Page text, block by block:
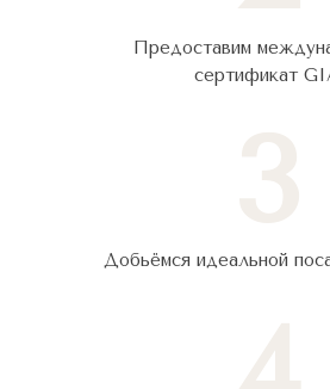
Предоставим
сертификат
Добьёмся идеальной